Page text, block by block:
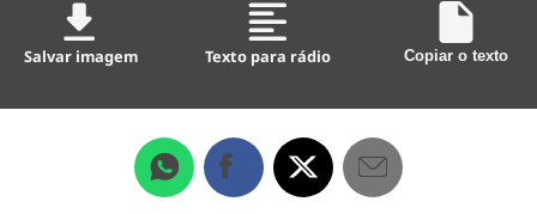
Salvar imagem Texto para rádio Copiar o texto